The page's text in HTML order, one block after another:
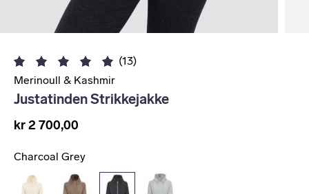
(13)
Merinoull & Kashmir
Justatinden Strikkejakke
kr 2 700,00
Charcoal Grey